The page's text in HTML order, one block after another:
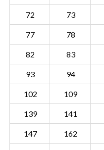
72 73
77 78
82 83
93 94
102 109
139 141
147 162
Sectie ABG00 A
Gemeente Aalburg